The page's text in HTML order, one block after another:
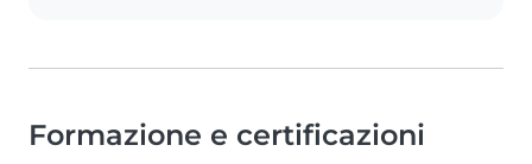
Formazione e certificazioni